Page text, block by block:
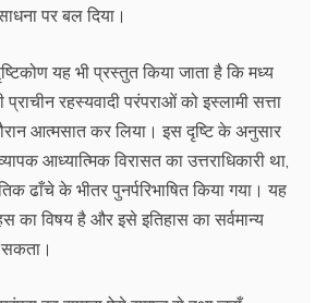
पर बल दिया।
यह भी प्रस्तुत किया जाता है कि मध्य
रहस्यवादी परंपराओं को इस्लामी सत्ता
आत्मसात कर लिया। इस दृष्टि के अनुसार
आध्यात्मिक विरासत का उत्तराधिकारी था,
ढाँचे के भीतर पुनर्परिभाषित किया गया। यह
का विषय है और इसे इतिहास का सर्वमान्य
सकता।